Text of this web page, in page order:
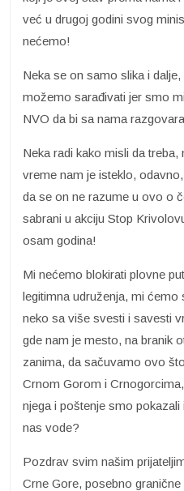
već u drugoj godini svog
nećemo!
Neka se on samo slika i
možemo sarađivati jer smo
NVO da bi sa nama
Neka radi kako misli da
vreme nam je isteklo,
da se on ne razume u ovo o
sabrani u akciju Stop
osam godina!
Mi nećemo blokirati plovne
legitimna udruženja, mi ćemo
neko sa više svesti i savesti
gde nam je mesto, na branik
zanima, da sačuvamo ovo
Crnom Gorom i
njega i poštenje smo
nas vode?
Pozdrav svim našim
Crne Gore, posebno